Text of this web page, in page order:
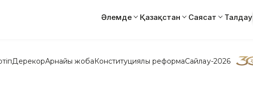
Әлемде Қазақстан Саясат Талдау
ДерекқорАрнайы жобаКонституциялық реформаСайлау-2026